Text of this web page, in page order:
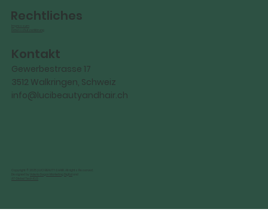
Rechtliches
Datenschutzerklärung
Kontakt
Gewerbestrasse 17
3512 Walkringen, Schweiz
info@lucibeautyandhair.ch
Copyright © 2025 | LUCI BEAUTY & HAIR. All rights Reserved.
Valeria Dogan Marketing Digital